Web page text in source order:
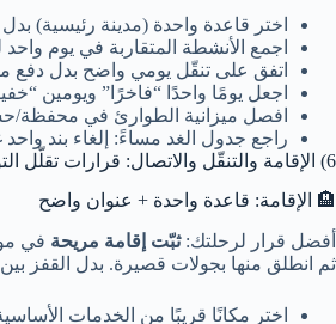
اختر قاعدة واحدة (مدينة رئيسية)
اجمع الأنشطة المتقاربة في يوم واحد
اتفق على تنقّل يومي واضح بدل دفع
اجعل يومًا واحدًا “فاخرًا” ويومين
افصل ميزانية الطوارئ في
راجع جدول الغد مساءً: إلغاء بند
6) الإقامة والتنقّل والاتصال: قرارات تقلّل التوتر 📶🚗
🏨 الإقامة: قاعدة واحدة + عنوان واضح
أفضل قرار لرحلتك:ثبّت إقامة مريحة في
ثم انطلق منها بجولات قصيرة. بدل القفز
اختر مكانًا قريبًا من الخدمات